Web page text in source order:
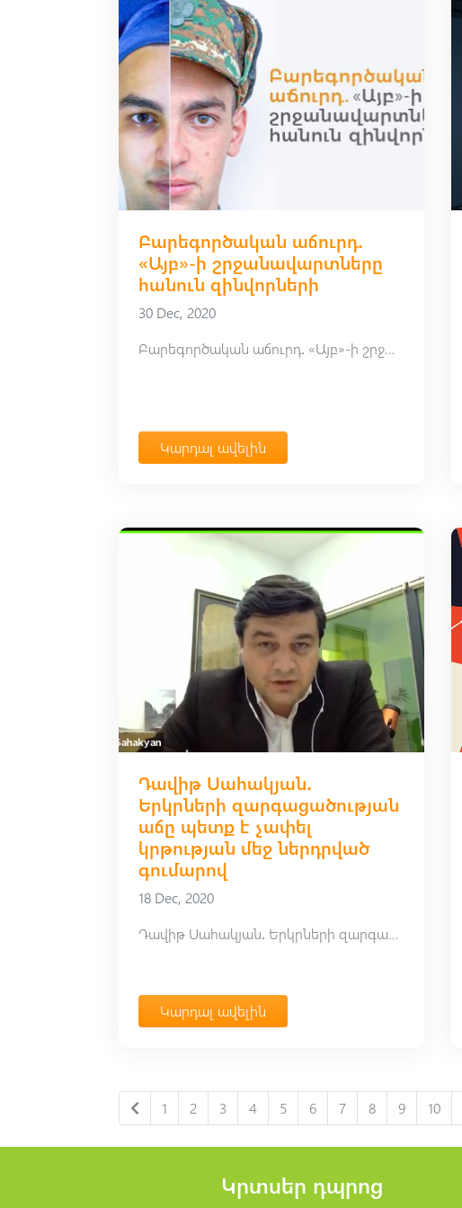
Բարեգործական աճուրդ․
«Այբ»-ի շրջանավարտները
հանուն զինվորների
30 Dec, 2020
Բարեգործական աճուրդ․ «Այբ»-ի շրջանավարտները հանուն զինվորների
Կարդալ ավելին
Դավիթ Սահակյան․
Երկրների զարգացածության
աճը պետք է չափել
կրթության մեջ ներդրված
գումարով
18 Dec, 2020
Դավիթ Սահակյան․ Երկրների զարգացածության աճը պետք է չափել կրթության մեջ ներդրված գումարով
Կարդալ ավելին
1 2 3 4 5 6 7 8 9 10
Կրտսեր դպրոց